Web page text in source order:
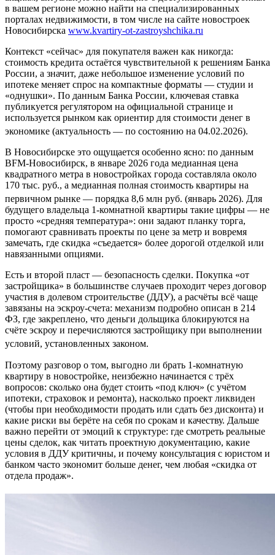
в вашем регионе можно найти на специализированных
порталах недвижимости, в том числе на сайте новостроек
Новосибирска www.kvartiry-ot-zastroyshchika.ru
Контекст «сейчас» для покупателя важен как никогда:
стоимость кредита остаётся чувствительной к решениям Банка
России, а значит, даже небольшое изменение условий по
ипотеке меняет спрос на компактные форматы — студии и
«однушки». По данным Банка России, ключевая ставка
публикуется регулятором на официальной странице и
используется рынком как ориентир для стоимости денег в
экономике (актуальность — по состоянию на 04.02.2026).
В Новосибирске это ощущается особенно ясно: по данным
BFM-Новосибирск, в январе 2026 года медианная цена
квадратного метра в новостройках города составляла около
170 тыс. руб., а медианная полная стоимость квартиры на
первичном рынке — порядка 8,6 млн руб. (январь 2026). Для
будущего владельца 1-комнатной квартиры такие цифры — не
просто «средняя температура»: они задают планку торга,
помогают сравнивать проекты по цене за метр и вовремя
замечать, где скидка «съедается» более дорогой отделкой или
навязанными опциями.
Есть и второй пласт — безопасность сделки. Покупка «от
застройщика» в большинстве случаев проходит через договор
участия в долевом строительстве (ДДУ), а расчёты всё чаще
завязаны на эскроу-счета: механизм подробно описан в 214
ФЗ, где закреплено, что деньги дольщика блокируются на
счёте эскроу и перечисляются застройщику при выполнении
условий, установленных законом.
Поэтому разговор о том, выгодно ли брать 1-комнатную
квартиру в новостройке, неизбежно начинается с трёх
вопросов: сколько она будет стоить «под ключ» (с учётом
ипотеки, страховок и ремонта), насколько проект ликвиден
(чтобы при необходимости продать или сдать без дисконта) и
какие риски вы берёте на себя по срокам и качеству. Дальше
важно перейти от эмоций к структуре: где смотреть реальные
цены сделок, как читать проектную документацию, какие
условия в ДДУ критичны, и почему консультация с юристом и
банком часто экономит больше денег, чем любая «скидка от
отдела продаж».